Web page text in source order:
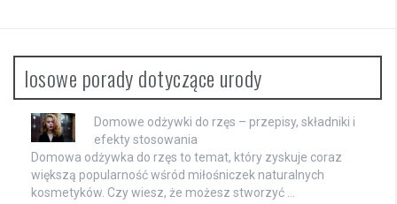
losowe porady dotyczące urody
Domowe odżywki do rzęs – przepisy, składniki i
efekty stosowania
Domowa odżywka do rzęs to temat, który zyskuje coraz
większą popularność wśród miłośniczek naturalnych
kosmetyków. Czy wiesz, że możesz stworzyć …